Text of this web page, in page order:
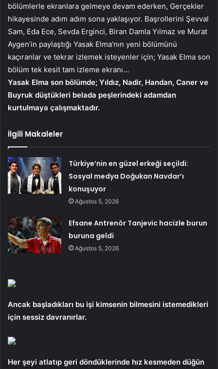
bölümlerle ekranlara gelmeye devam ederken, Gerçekler
hikayesinde adım adım sona yaklaşıyor. Başrollerini Şevval
Sam, Eda Ece, Sevda Erginci, Biran Damla Yılmaz ve Murat
Aygen’in paylaştığı Yasak Elma’nın yeni bölümünü
kaçıranlar ve tekrar izlemek isteyenler için; Yasak Elma son
bölüm tek kesit tam izleme ekranı…
Yasak Elma son bölümde; Yıldız, Nadir, Handan, Caner ve
Buyruk düştükleri belada peşlerindeki adamdan
kurtulmaya çalışmaktadır.
İlgili Makaleler
Türkiye’nin en güzel erkeği seçildi:
Sosyal medya Doğukan Navdar’ı
konuşuyor
Ağustos 5, 2026
Efsane Antrenör Tanjevic hacizle burun
buruna geldi
Ağustos 5, 2026
Ancak başladıkları bu işi kimsenin bilmesini istemedikleri
için sessiz davranırlar.
Her şeyi atlatıp geri döndüklerinde hız kesmeden düğün